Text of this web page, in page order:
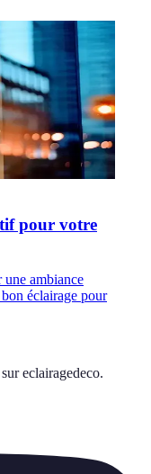
pour votre
une ambiance
éclairage pour
eclairagedeco.